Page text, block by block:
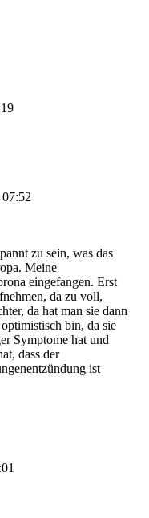
zu sein, was das
Meine
eingefangen. Erst
da zu voll,
da hat man sie dann
bin, da sie
Symptome hat und
dass der
ist